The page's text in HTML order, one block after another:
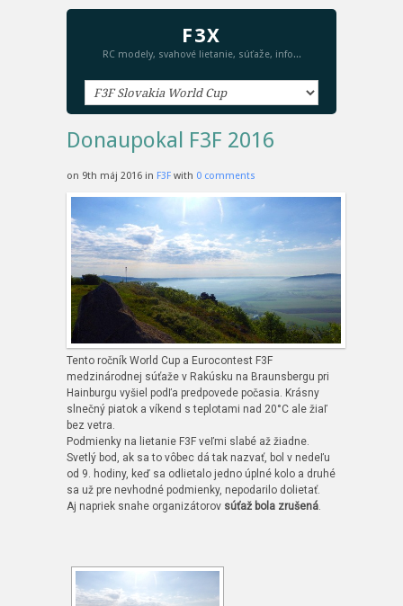
F3X
RC modely, svahové lietanie, súťaže, info...
Donaupokal F3F 2016
on 9th máj 2016 in F3F with 0 comments
Tento ročník World Cup a Eurocontest F3F
medzinárodnej súťaže v Rakúsku na Braunsbergu pri
Hainburgu vyšiel podľa predpovede počasia. Krásny
slnečný piatok a víkend s teplotami nad 20°C ale žiaľ
bez vetra.
Podmienky na lietanie F3F veľmi slabé až žiadne.
Svetlý bod, ak sa to vôbec dá tak nazvať, bol v nedeľu
od 9. hodiny, keď sa odlietalo jedno úplné kolo a druhé
sa už pre nevhodné podmienky, nepodarilo dolietať.
Aj napriek snahe organizátorov súťaž bola zrušená.